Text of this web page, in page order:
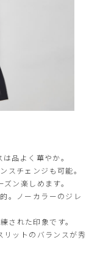
品よく華やか。
スチェンジも可能。
ン楽しめます。
。ノーカラーのジレ
された印象です。
リットのバランスが秀